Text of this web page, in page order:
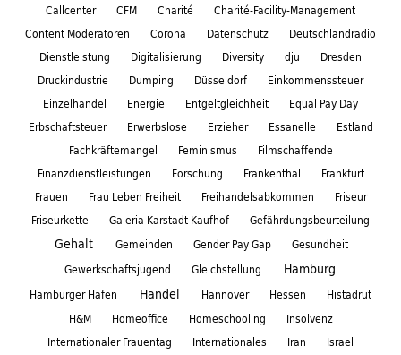
Callcenter
CFM Charité
Charité-Facility-Management
Content Moderatoren
Corona Datenschutz
Deutschlandradio
Dienstleistung
Digitalisierung Diversity dju
Dresden
Druckindustrie
Dumping Düsseldorf
Einkommenssteuer
Einzelhandel
Energie Entgeltgleichheit
Equal Pay Day
Erbschaftsteuer
Erwerbslose Erzieher Essanelle
Estland
Fachkräftemangel
Feminismus
Filmschaffende
Finanzdienstleistungen
Forschung Frankenthal
Frankfurt
Frauen
Frau Leben Freiheit Freihandelsabkommen
Friseur
Friseurkette
Galeria Karstadt Kaufhof Gefährdungsbeurteilung
Gehalt Gemeinden Gender Pay Gap
Gesundheit
Gewerkschaftsjugend
Gleichstellung Hamburg
Hamburger Hafen Handel Hannover Hessen
Histadrut
H&M
Homeoffice Homeschooling
Insolvenz
Internationaler Frauentag
Internationales Iran
Israel